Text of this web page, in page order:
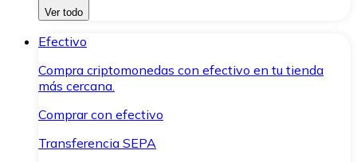
Ver todo
Efectivo
Compra criptomonedas con efectivo en tu tienda
más cercana.
Comprar con efectivo
Transferencia SEPA